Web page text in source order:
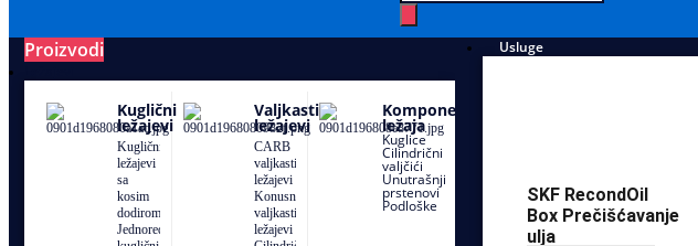
Proizvodi
Kuglični
ležajevi
Kuglični
ležajevi
sa
kosim
dodirom
Jednoredni
Valjkasti
ležajevi
CARB
valjkasti
ležajevi
Konusno
valjkasti
ležajevi
Komponente
ležaja
Kuglice
Cilindrični
valjčići
Unutrašnji
prstenovi
Podloške
Usluge
SKF RecondOil
Box Prečišćavanje
ulja